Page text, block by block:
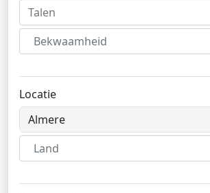
Bekwaamheid
Locatie
Land